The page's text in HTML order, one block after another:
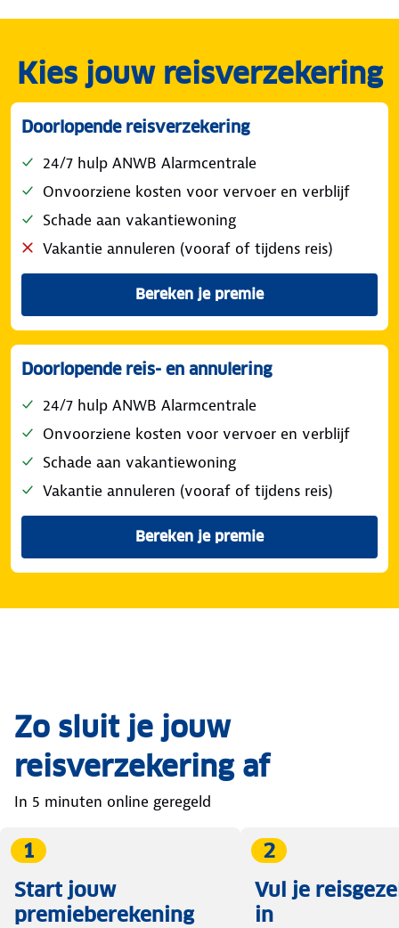
Kies jouw reisverzekering
Doorlopende reisverzekering
24/7 hulp ANWB Alarmcentrale
Onvoorziene kosten voor vervoer en verblijf
Schade aan vakantiewoning
Vakantie annuleren (vooraf of tijdens reis)
Bereken je premie
Doorlopende reis- en annulering
24/7 hulp ANWB Alarmcentrale
Onvoorziene kosten voor vervoer en verblijf
Schade aan vakantiewoning
Vakantie annuleren (vooraf of tijdens reis)
Bereken je premie
Zo sluit je jouw
reisverzekering af
In 5 minuten online geregeld
1
Start jouw
premieberekening
2
Vul je
in